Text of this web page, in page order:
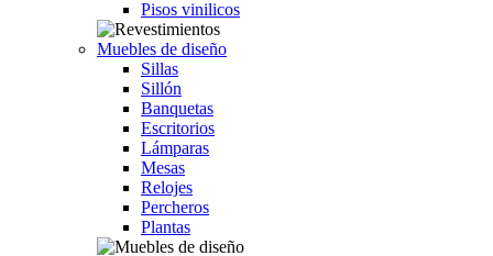
Pisos vinilicos
Muebles de diseño
Sillas
Sillón
Banquetas
Escritorios
Lámparas
Mesas
Relojes
Percheros
Plantas